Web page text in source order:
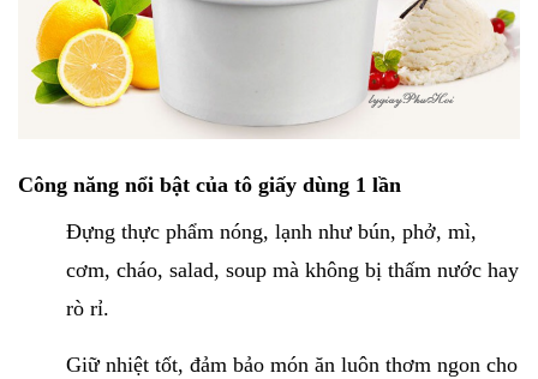
Công năng nổi bật của tô giấy dùng 1 lần
Đựng thực phẩm nóng, lạnh như bún, phở, mì,
cơm, cháo, salad, soup mà không bị thấm nước hay
rò rỉ.
Giữ nhiệt tốt, đảm bảo món ăn luôn thơm ngon cho